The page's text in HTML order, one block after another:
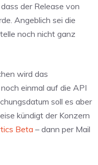
der Release von
Angeblich sei die
noch nicht ganz
wird das
einmal auf die API
soll es aber
kündigt der Konzern
Beta – dann per Mail